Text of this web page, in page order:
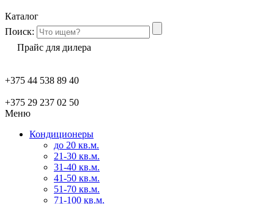
Каталог
Поиск:
Прайс для дилера
+375 44 538 89 40
+375 29 237 02 50
Меню
Кондиционеры
до 20 кв.м.
21-30 кв.м.
31-40 кв.м.
41-50 кв.м.
51-70 кв.м.
71-100 кв.м.